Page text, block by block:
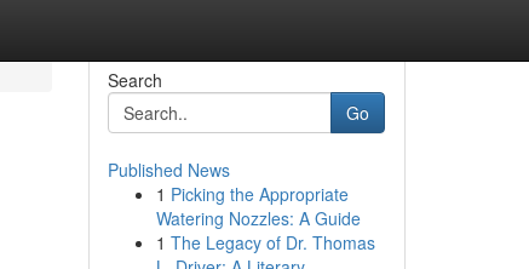
Search
Go
Published News
1 Picking the Appropriate
Watering Nozzles: A Guide
1 The Legacy of Dr. Thomas